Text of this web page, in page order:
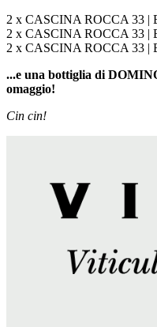
2 x CASCINA ROCCA 33 |
2 x CASCINA ROCCA 33 |
2 x CASCINA ROCCA 33 |
...e una bottiglia di
omaggio!
Cin cin!